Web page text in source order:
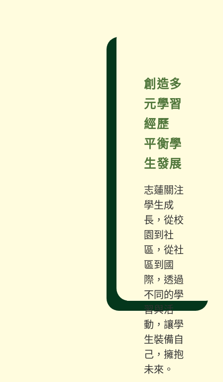
創造多
元學習
經歷
平衡學
生發展
志蓮關注
學生成
長，從校
園到社
區，從社
區到國
際，透過
不同的學
習與活
動，讓學
生裝備自
己，擁抱
未來。